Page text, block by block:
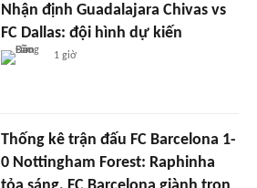
Nhận định Guadalajara Chivas vs
FC Dallas: đội hình dự kiến
1 giờ
Thống kê trận đấu FC Barcelona 1-
0 Nottingham Forest: Raphinha